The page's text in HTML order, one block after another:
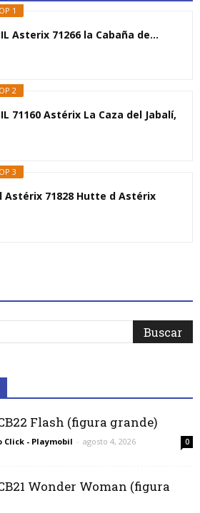
1
Asterix 71266 la Cabaña de...
2
71160 Astérix La Caza del Jabalí,
3
Astérix 71828 Hutte d Astérix
Flash (figura grande)
Click - Playmobil - agosto 4, 2026 0
Wonder Woman (figura